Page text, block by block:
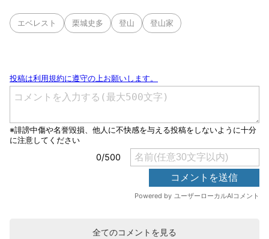
エベレスト 栗城史多 登山 登山家
全てのコメントを見る